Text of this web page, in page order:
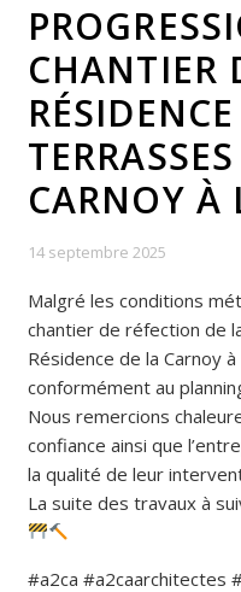
CHANTIER
CARNOY À
14 septembre 2025
Malgré les conditions
chantier de réfection de
Résidence de la Carnoy
conformément au
Nous remercions
confiance ainsi que
la qualité de leur
La suite des travaux à
#a2ca #a2caarchitectes